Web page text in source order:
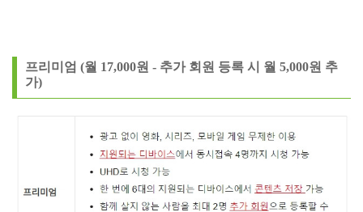
프리미엄 (월 17,000원 - 추가 회원 등록 시 월 5,000원 추
가)